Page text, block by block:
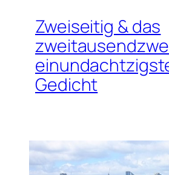
Zweiseitig & das
Gedicht